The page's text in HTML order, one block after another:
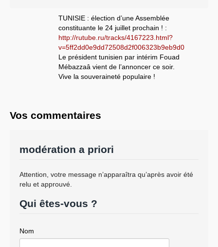
TUNISIE : élection d’une Assemblée
constituante le 24 juillet prochain ! :
http://rutube.ru/tracks/4167223.html?
v=5ff2dd0e9dd72508d2f006323b9eb9d0
Le président tunisien par intérim Fouad
Mébazzaâ vient de l’annoncer ce soir.
Vive la souveraineté populaire !
Vos commentaires
modération a priori
Attention, votre message n’apparaîtra qu’après avoir été
relu et approuvé.
Qui êtes-vous ?
Nom